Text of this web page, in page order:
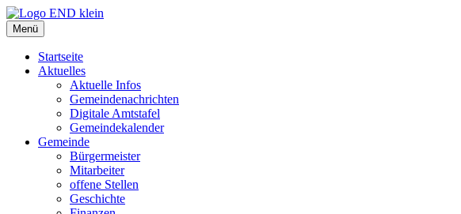
Zum
Inhalt
springen
Menü
Startseite
Aktuelles
Aktuelle Infos
Gemeindenachrichten
Digitale Amtstafel
Gemeindekalender
Gemeinde
Bürgermeister
Mitarbeiter
offene Stellen
Geschichte